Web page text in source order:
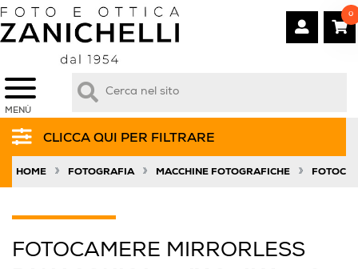
MENÙ
0
CLICCA QUI PER FILTRARE
HOME » FOTOGRAFIA » MACCHINE FOTOGRAFICHE »
FOTOCAMERE MIRRORLESS